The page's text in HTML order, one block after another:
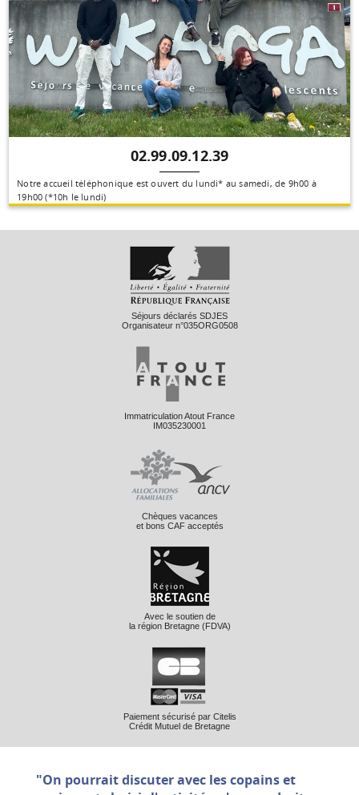
02.99.09.12.39
Notre accueil téléphonique est ouvert du lundi* au samedi, de 9h00 à
19h00 (*10h le lundi)
Séjours déclarés SDJES
Organisateur n°035ORG0508
Immatriculation Atout France
IM035230001
Chèques vacances
et bons CAF acceptés
Avec le soutien de
la région Bretagne (FDVA)
Paiement sécurisé par Citelis
Crédit Mutuel de Bretagne
"On pourrait discuter avec les copains et